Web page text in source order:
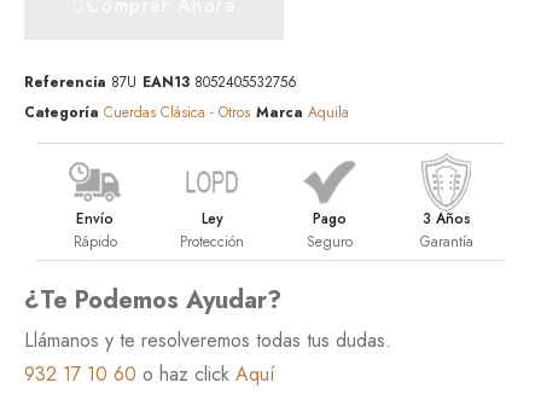
Referencia 87U EAN13 8052405532756
Categoría Cuerdas Clásica - Otros Marca Aquila
Envío
Rápido
Ley
Protección
Pago
Seguro
3 Años
Garantía
¿Te Podemos Ayudar?
Llámanos y te resolveremos todas tus dudas.
932 17 10 60 o haz click Aquí